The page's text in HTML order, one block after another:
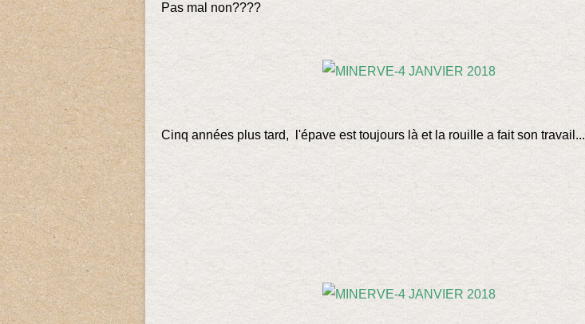
Pas mal non????
Cinq années plus tard, l'épave est toujours là et la rouille a fait son travail...